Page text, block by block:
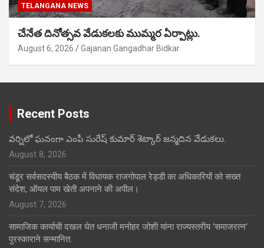
TELANGANA NEWS
చేనేత దినోత్సవ వేడుకలకు ముమ్మర ఏర్పాట్లు.
August 6, 2026 Gajanan Gangadhar Bidkar
Recent Posts
వర్నిలో ఘనంగా ఎంపీ సురేష్ కుమార్ శెట్కార్ జన్మదిన వేడుకలు.
August 8, 2026
चंडूर सर्वसदस्यीय बैठक में विधायक राजगोपाल रेड्डी का अधिकारियों को सख्त
संदेश, ऑयल पाम खेती अपनाने की अपील।
August 7, 2026
सामाजिक कार्याची दखल घेत धनाजी मनोहर जोशी यांना राज्यस्तरीय ‘समाजरत्न’
पुरस्काराने सन्मानित.